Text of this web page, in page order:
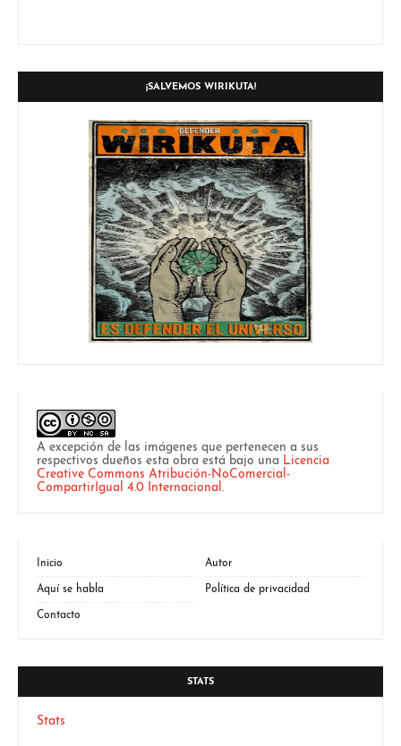
¡SALVEMOS WIRIKUTA!
A excepción de las imágenes que pertenecen a sus
respectivos dueños esta obra está bajo una Licencia
Creative Commons Atribución-NoComercial-
CompartirIgual 4.0 Internacional.
Inicio Autor
Aquí se habla Política de privacidad
Contacto
STATS
Stats